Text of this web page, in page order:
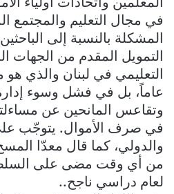
في مجال التعليم والمجتمع
المشكلة بالنسبة إلى
التمويل المقدم من الجهات
عاماً، بل في فشل وسوء إدارة
وتقاعس المانحين عن
في صرف الأموال. يتوجّب
والدولي، كما قال معدّا
من أي وقت مضى على
لعام دراسي ناجح..